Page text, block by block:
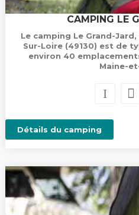
CAMPING LE
Le camping Le Grand-
Sur-Loire (49130) est de
environ 40
Maine-
Détails du camping